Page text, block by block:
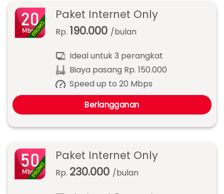
Paket Internet Only
Rp. 190.000 /bulan
Ideal untuk 3 perangkat
Biaya pasang Rp. 150.000
Speed up to 20 Mbps
Berlangganan
Paket Internet Only
Rp. 230.000 /bulan